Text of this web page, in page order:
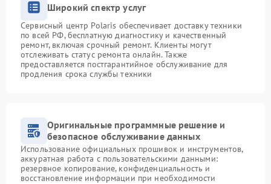
Широкий спектр услуг
Сервисный центр Polaris обеспечивает доставку техники
по всей РФ, бесплатную диагностику и качественный
ремонт, включая срочный ремонт. Клиенты могут
отслеживать статус ремонта онлайн. Также
предоставляется постгарантийное обслуживание для
продления срока службы техники
Оригинальные программные решение и
безопасное обслуживание данных
Использование официальных прошивок и инструментов,
аккуратная работа с пользовательскими данными:
резервное копирование, конфиденциальность и
восстановление информации при необходимости